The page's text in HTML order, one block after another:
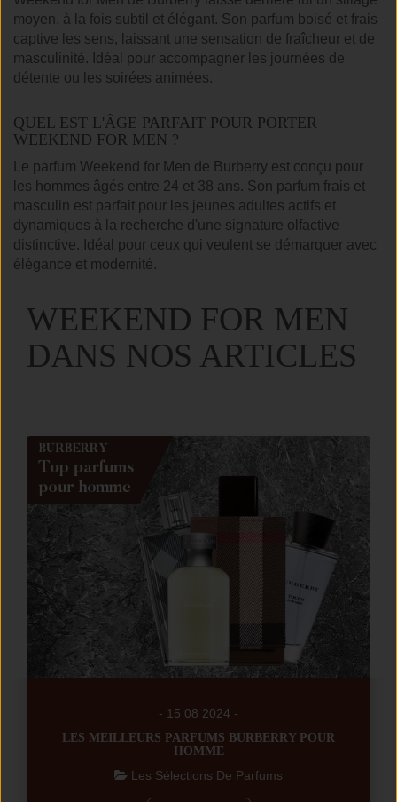
moyen, à la fois subtil et élégant. Son parfum boisé et frais
captive les sens, laissant une sensation de fraîcheur et de
masculinité. Idéal pour accompagner les journées de
détente ou les soirées animées.
QUEL EST L'ÂGE PARFAIT POUR PORTER
WEEKEND FOR MEN ?
Le parfum Weekend for Men de Burberry est conçu pour
les hommes âgés entre 24 et 38 ans. Son parfum frais et
masculin est parfait pour les jeunes adultes actifs et
dynamiques à la recherche d'une signature olfactive
distinctive. Idéal pour ceux qui veulent se démarquer avec
élégance et modernité.
WEEKEND FOR MEN
DANS NOS ARTICLES
- 15 08 2024 -
LES MEILLEURS PARFUMS BURBERRY POUR
HOMME
Les Sélections De Parfums